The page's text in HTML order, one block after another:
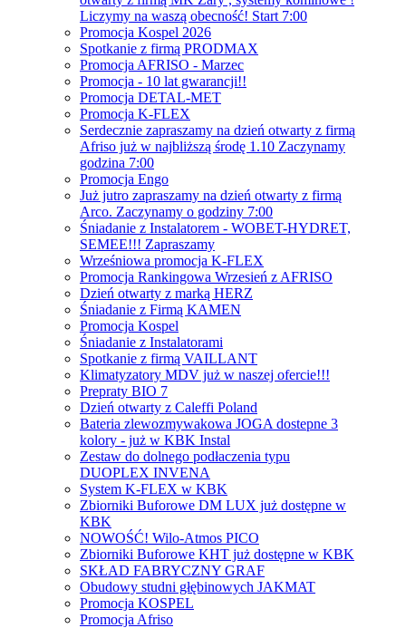
Liczymy na waszą obecność! Start 7:00
Promocja Kospel 2026
Spotkanie z firmą PRODMAX
Promocja AFRISO - Marzec
Promocja - 10 lat gwarancji!!
Promocja DETAL-MET
Promocja K-FLEX
Serdecznie zapraszamy na dzień otwarty z firmą
Afriso już w najbliższą środę 1.10 Zaczynamy
godzina 7:00
Promocja Engo
Już jutro zapraszamy na dzień otwarty z firmą
Arco. Zaczynamy o godziny 7:00
Śniadanie z Instalatorem - WOBET-HYDRET,
SEMEE!!! Zapraszamy
Wrześniowa promocja K-FLEX
Promocja Rankingowa Wrzesień z AFRISO
Dzień otwarty z marką HERZ
Śniadanie z Firmą KAMEN
Promocja Kospel
Śniadanie z Instalatorami
Spotkanie z firmą VAILLANT
Klimatyzatory MDV już w naszej ofercie!!!
Prepraty BIO 7
Dzień otwarty z Caleffi Poland
Bateria zlewozmywakowa JOGA dostepne 3
kolory - już w KBK Instal
Zestaw do dolnego podłaczenia typu
DUOPLEX INVENA
System K-FLEX w KBK
Zbiorniki Buforowe DM LUX już dostępne w
KBK
NOWOŚĆ! Wilo-Atmos PICO
Zbiorniki Buforowe KHT już dostępne w KBK
SKŁAD FABRYCZNY GRAF
Obudowy studni głębinowych JAKMAT
Promocja KOSPEL
Promocja Afriso